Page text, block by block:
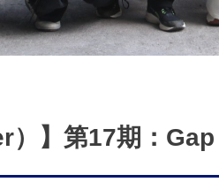
】第17期：